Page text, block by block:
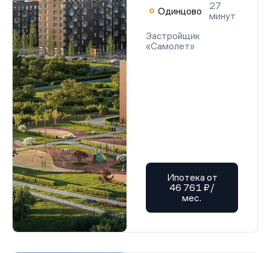
Одинцово
27
минут
Застройщик
«Самолет»
Ипотека от
46 761 ₽/
мес.